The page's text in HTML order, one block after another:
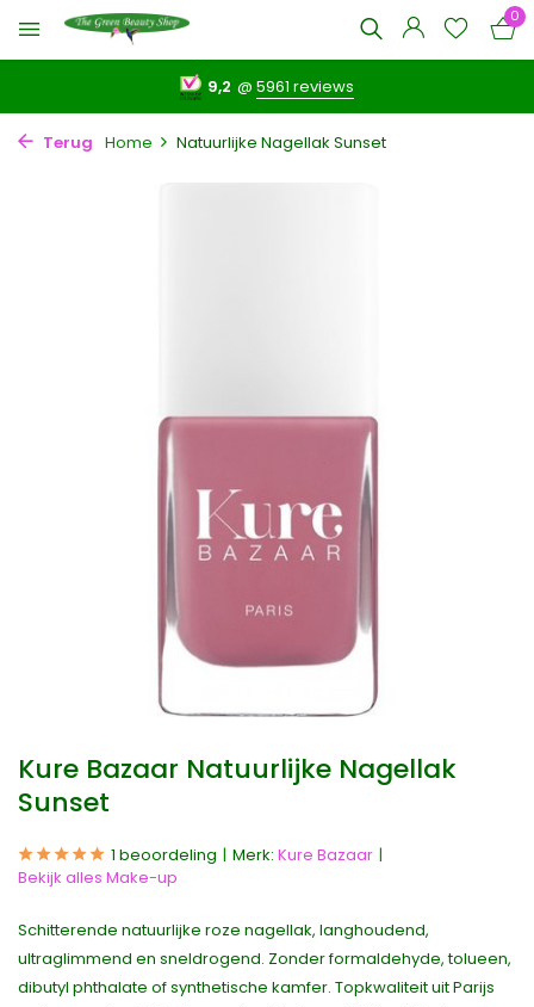
0
9,2 @5961 reviews
Terug Home Natuurlijke Nagellak Sunset
Kure Bazaar Natuurlijke Nagellak
Sunset
1 beoordeling Merk: Kure Bazaar
Bekijk alles Make-up
Schitterende natuurlijke roze nagellak, langhoudend,
ultraglimmend en sneldrogend. Zonder formaldehyde, tolueen,
dibutyl phthalate of synthetische kamfer. Topkwaliteit uit Parijs